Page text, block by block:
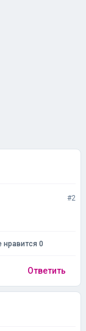
#2
нравится 0
Ответить